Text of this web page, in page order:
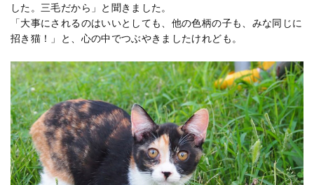
した。三毛だから」と聞きました。
「大事にされるのはいいとしても、他の色柄の子も、みな同じに
招き猫！」と、心の中でつぶやきましたけれども。